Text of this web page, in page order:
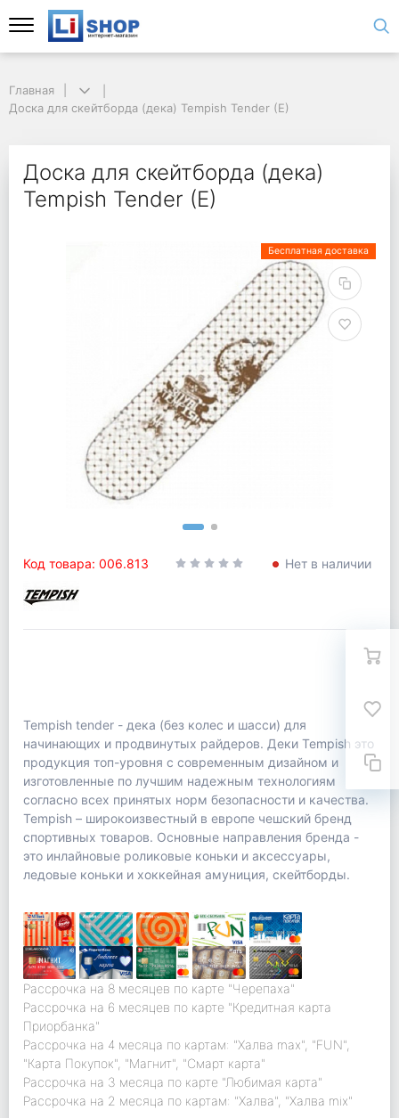
Главная
Доска для скейтборда (дека) Tempish Tender (E)
Доска для скейтборда (дека)
Tempish Tender (E)
Бесплатная доставка
Код товара: 006.813 Нет в наличии
Tempish tender - дека (без колес и шасси) для
начинающих и продвинутых райдеров. Деки Tempish это
продукция топ-уровня с современным дизайном и
изготовленные по лучшим надежным технологиям
согласно всех принятых норм безопасности и качества.
Tempish – широкоизвестный в европе чешский бренд
спортивных товаров. Основные направления бренда -
это инлайновые роликовые коньки и аксессуары,
ледовые коньки и хоккейная амуниция, скейтборды.
Рассрочка на 8 месяцев по карте "Черепаха"
Рассрочка на 6 месяцев по карте "Кредитная карта
Приорбанка"
Рассрочка на 4 месяца по картам: "Халва max", "FUN",
"Карта Покупок", "Магнит", "Смарт карта"
Рассрочка на 3 месяца по карте "Любимая карта"
Рассрочка на 2 месяца по картам: "Халва", "Халва mix"